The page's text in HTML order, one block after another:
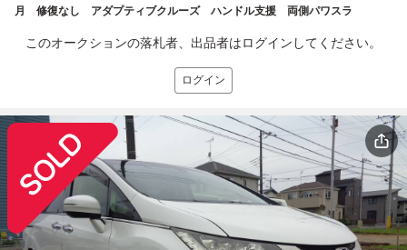
月 修復なし アダプティブクルーズ ハンドル支援 両側パワスラ
このオークションの落札者、出品者はログインしてください。
ログイン